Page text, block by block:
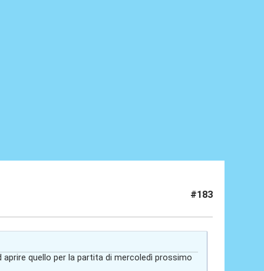
#183
quello per la partita di mercoledì prossimo